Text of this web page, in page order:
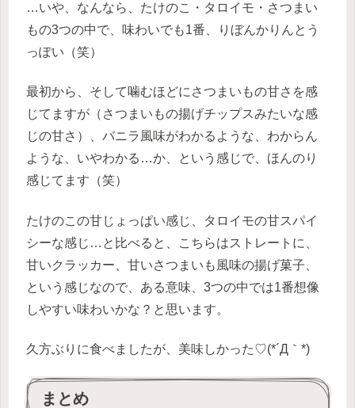
…いや、なんなら、たけのこ・タロイモ・さつまい
もの3つの中で、味わいでも1番、りぼんかりんとう
っぽい（笑）
最初から、そして噛むほどにさつまいもの甘さを感
じてますが（さつまいもの揚げチップスみたいな感
じの甘さ）、バニラ風味がわかるような、わからん
ような、いやわかる…か、という感じで、ほんのり
感じてます（笑）
たけのこの甘じょっぱい感じ、タロイモの甘スパイ
シーな感じ…と比べると、こちらはストレートに、
甘いクラッカー、甘いさつまいも風味の揚げ菓子、
という感じなので、ある意味、3つの中では1番想像
しやすい味わいかな？と思います。
久方ぶりに食べましたが、美味しかった♡(*´Д｀*)
まとめ